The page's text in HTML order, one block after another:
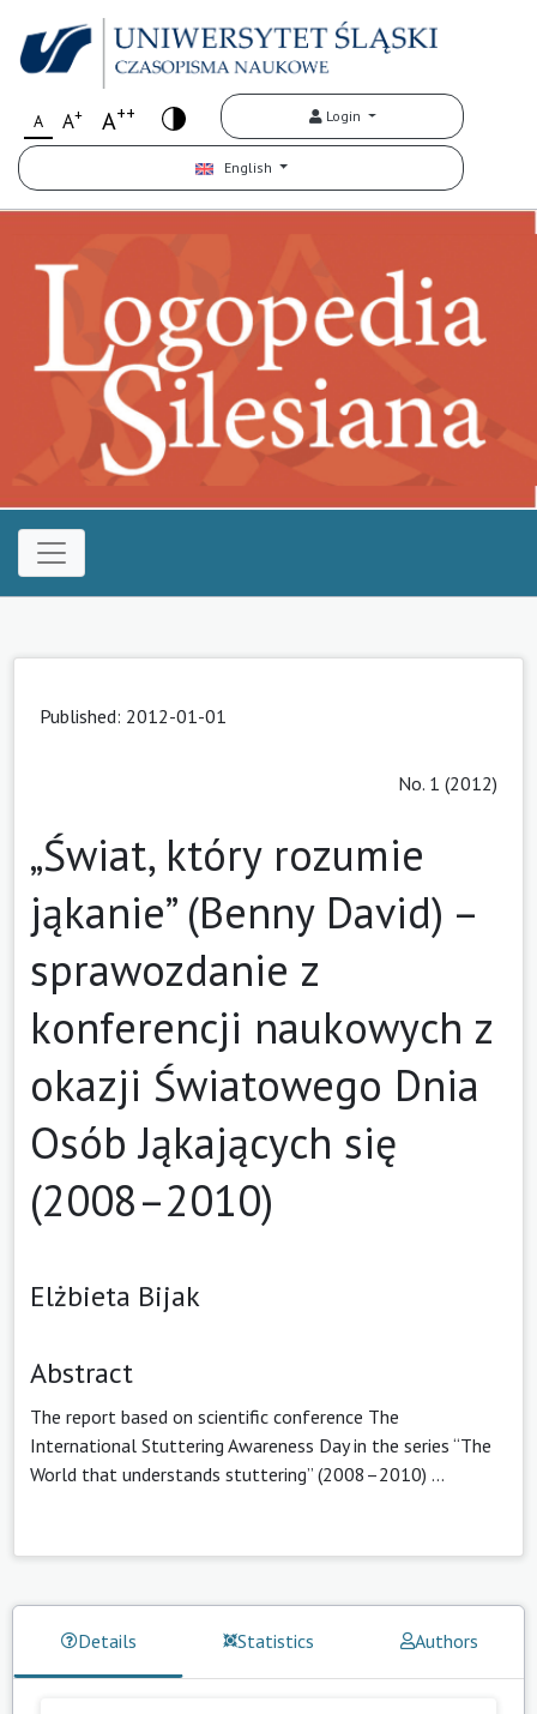
A A+ A++ Login
English
Published: 2012-01-01
No. 1 (2012)
„Świat, który rozumie
jąkanie” (Benny David) –
sprawozdanie z
konferencji naukowych z
okazji Światowego Dnia
Osób Jąkających się
(2008–2010)
Elżbieta Bijak
Abstract
The report based on scientific conference The
International Stuttering Awareness Day in the series “The
World that understands stuttering” (2008–2010) ...
Details Statistics Authors